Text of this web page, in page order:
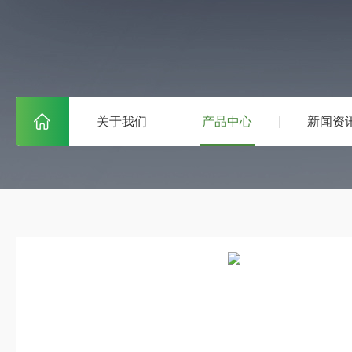
关于我们 产品中心 新闻资